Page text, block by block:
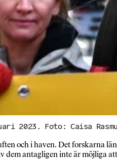
2023. Foto: Caisa
och i haven. Det forskarna
dem antagligen inte är möjliga